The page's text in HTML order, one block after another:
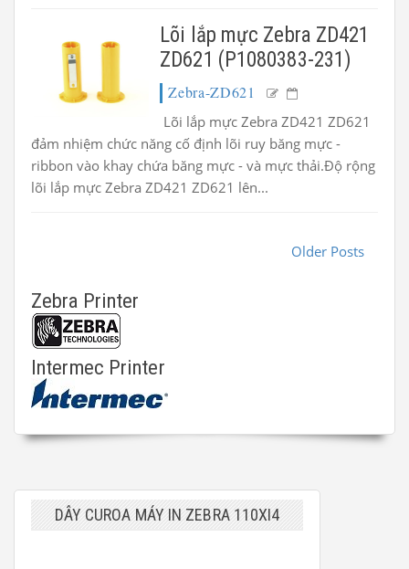
Lõi lắp mực Zebra ZD421
ZD621 (P1080383-231)
Zebra-ZD621
Lõi lắp mực Zebra ZD421 ZD621
đảm nhiệm chức năng cố định lõi ruy băng mực -
ribbon vào khay chứa băng mực - và mực thải.Độ rộng
lõi lắp mực Zebra ZD421 ZD621 lên...
Older Posts
Zebra Printer
Intermec Printer
DÂY CUROA MÁY IN ZEBRA 110XI4